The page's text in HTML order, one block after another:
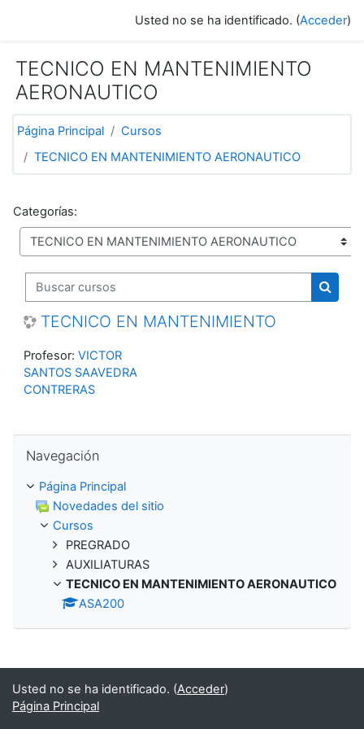
Usted no se ha identificado. (Acceder)
TECNICO EN MANTENIMIENTO
AERONAUTICO
Página Principal
Cursos
TECNICO EN MANTENIMIENTO AERONAUTICO
Categorías:
Buscar cursos
TECNICO EN MANTENIMIENTO
Profesor: VICTOR
SANTOS SAAVEDRA
CONTRERAS
Navegación
Página Principal
Novedades del sitio
Cursos
PREGRADO
AUXILIATURAS
TECNICO EN MANTENIMIENTO AERONAUTICO
ASA200
Usted no se ha identificado. (Acceder)
Página Principal